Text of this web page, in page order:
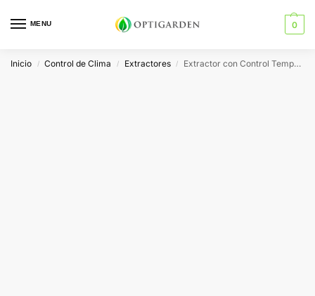
MENU 0
Inicio / Control de Clima / Extractores / Extractor con Control Temperatura Prima Klima PK125-TC 400m3/h